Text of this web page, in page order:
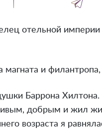
отельной
и
Баррона
добрым и жил
возраста я